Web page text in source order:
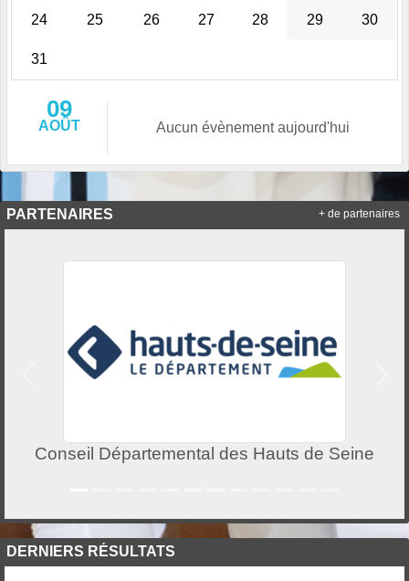
24 25 26 27 28 29 30
31
09
AOÛT Aucun évènement aujourd'hui
PARTENAIRES
Conseil Départemental des Hauts de Seine
Précedent
+ de partenaires
DERNIERS RÉSULTATS